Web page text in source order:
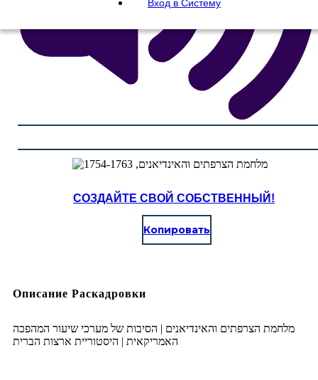
Вход в Систему
СОЗДАЙТЕ СВОЙ СОБСТВЕННЫЙ!
Копировать
Описание Раскадровки
מלחמת הצרפתים והאינדיאנים | הסיבות של מערכי שיעור המהפכה
האמריקאית | היסטוריית ארצות הברית